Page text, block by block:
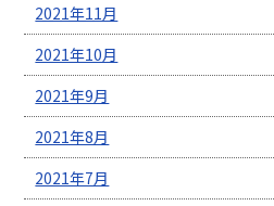
2021年11月
2021年10月
2021年9月
2021年8月
2021年7月